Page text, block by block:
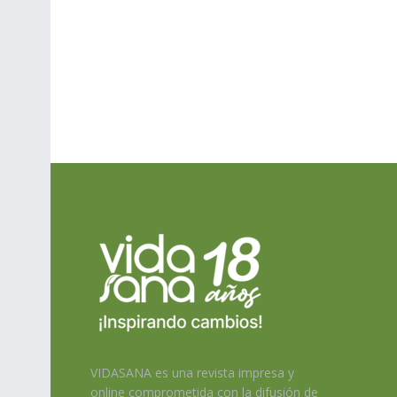
VIDASANA es una revista impresa y
online comprometida con la difusión de